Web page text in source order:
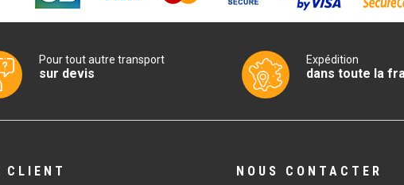
Pour tout autre transport
sur devis
Expédition
dans toute la
CLIENT NOUS CONTACTER